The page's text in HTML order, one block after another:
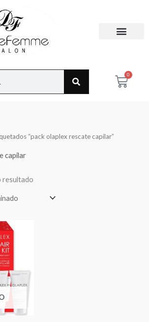
0
Cart
“pack olaplex rescate capilar”
capilar
resultado
$53.000.